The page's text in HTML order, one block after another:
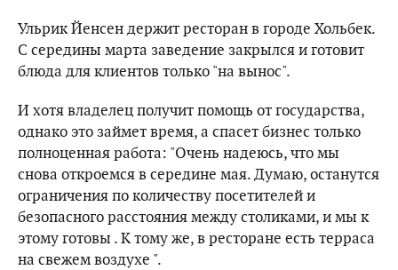
Ульрик Йенсен держит ресторан в городе Хольбек.
С середины марта заведение закрылся и готовит
блюда для клиентов только "на вынос".
И хотя владелец получит помощь от государства,
однако это займет время, а спасет бизнес только
полноценная работа: "Очень надеюсь, что мы
снова откроемся в середине мая. Думаю, останутся
ограничения по количеству посетителей и
безопасного расстояния между столиками, и мы к
этому готовы . К тому же, в ресторане есть терраса
на свежем воздухе ".